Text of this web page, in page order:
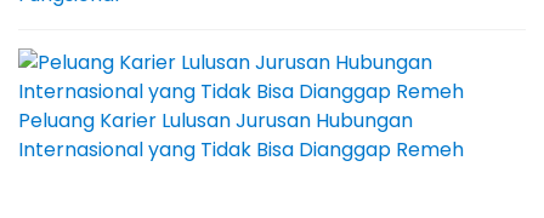
Peluang Karier Lulusan Jurusan Hubungan
Internasional yang Tidak Bisa Dianggap Remeh